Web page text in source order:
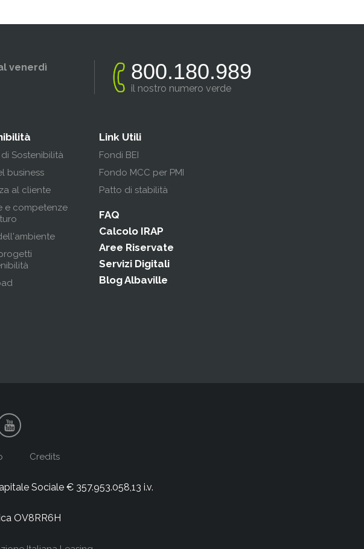
venerdì
800.180.989
il nostro numero verde
Sostenibilità
business
al cliente
e competenze
Link Utili
Fondi BEI
Fondo MCC per PMI
Patto di stabilità
FAQ
Calcolo IRAP
Aree Riservate
Servizi Digitali
Blog Albaville
Credits
Sociale € 357.953.058,13 i.v.
OV8RR6H